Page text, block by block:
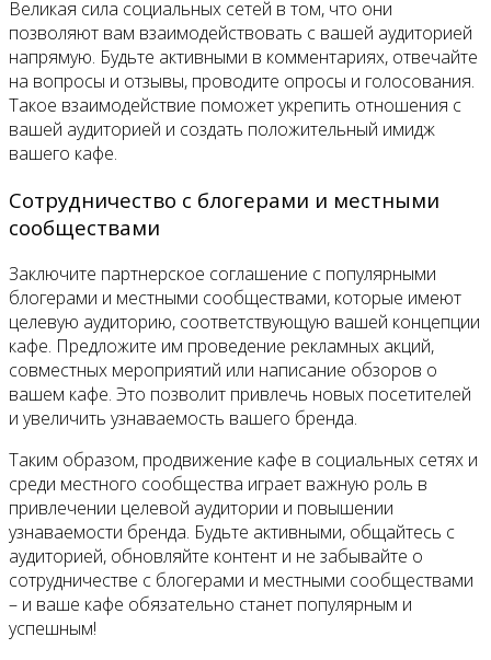
Великая сила социальных сетей в том, что они
позволяют вам взаимодействовать с вашей аудиторией
напрямую. Будьте активными в комментариях, отвечайте
на вопросы и отзывы, проводите опросы и голосования.
Такое взаимодействие поможет укрепить отношения с
вашей аудиторией и создать положительный имидж
вашего кафе.
Сотрудничество с блогерами и местными
сообществами
Заключите партнерское соглашение с популярными
блогерами и местными сообществами, которые имеют
целевую аудиторию, соответствующую вашей концепции
кафе. Предложите им проведение рекламных акций,
совместных мероприятий или написание обзоров о
вашем кафе. Это позволит привлечь новых посетителей
и увеличить узнаваемость вашего бренда.
Таким образом, продвижение кафе в социальных сетях и
среди местного сообщества играет важную роль в
привлечении целевой аудитории и повышении
узнаваемости бренда. Будьте активными, общайтесь с
аудиторией, обновляйте контент и не забывайте о
сотрудничестве с блогерами и местными сообществами
– и ваше кафе обязательно станет популярным и
успешным!